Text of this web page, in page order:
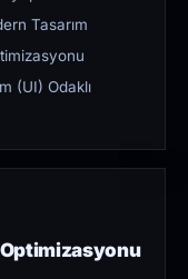
Tasarım
(UI) Odaklı